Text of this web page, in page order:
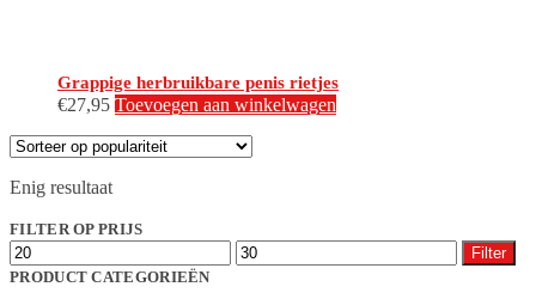
Grappige herbruikbare penis rietjes
€27,95 Toevoegen aan winkelwagen
Enig resultaat
FILTER OP PRIJS
Min.
prijs
Max.
prijs
Filter
PRODUCT CATEGORIEËN